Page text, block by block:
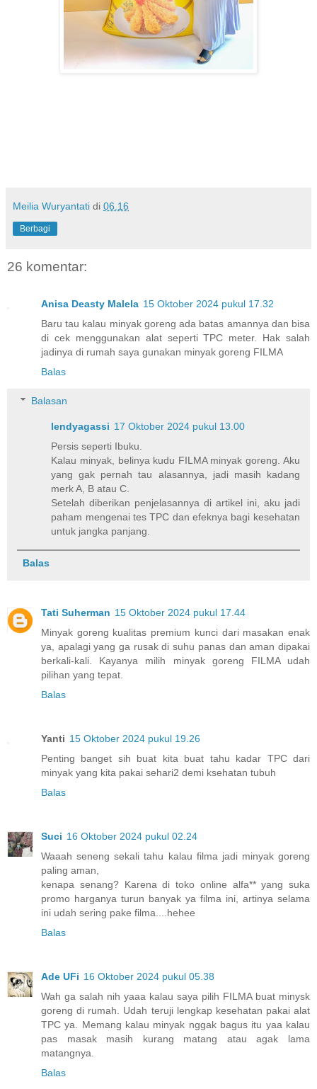
Meilia Wuryantati di 06.16
Berbagi
26 komentar:
Anisa Deasty Malela 15 Oktober 2024 pukul 17.32
Baru tau kalau minyak goreng ada batas amannya dan bisa
di cek menggunakan alat seperti TPC meter. Hak salah
jadinya di rumah saya gunakan minyak goreng FILMA
Balas
Balasan
lendyagassi 17 Oktober 2024 pukul 13.00
Persis seperti Ibuku.
Kalau minyak, belinya kudu FILMA minyak goreng. Aku
yang gak pernah tau alasannya, jadi masih kadang
merk A, B atau C.
Setelah diberikan penjelasannya di artikel ini, aku jadi
paham mengenai tes TPC dan efeknya bagi kesehatan
untuk jangka panjang.
Balas
Tati Suherman 15 Oktober 2024 pukul 17.44
Minyak goreng kualitas premium kunci dari masakan enak
ya, apalagi yang ga rusak di suhu panas dan aman dipakai
berkali-kali. Kayanya milih minyak goreng FILMA udah
pilihan yang tepat.
Balas
Yanti 15 Oktober 2024 pukul 19.26
Penting banget sih buat kita buat tahu kadar TPC dari
minyak yang kita pakai sehari2 demi ksehatan tubuh
Balas
Suci 16 Oktober 2024 pukul 02.24
Waaah seneng sekali tahu kalau filma jadi minyak goreng
paling aman,
kenapa senang? Karena di toko online alfa** yang suka
promo harganya turun banyak ya filma ini, artinya selama
ini udah sering pake filma....hehee
Balas
Ade UFi 16 Oktober 2024 pukul 05.38
Wah ga salah nih yaaa kalau saya pilih FILMA buat minysk
goreng di rumah. Udah teruji lengkap kesehatan pakai alat
TPC ya. Memang kalau minyak nggak bagus itu yaa kalau
pas masak masih kurang matang atau agak lama
matangnya.
Balas